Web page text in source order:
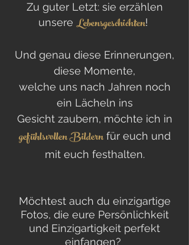
Zu guter Letzt: sie erzählen
unsere Lebensgeschichten!
Und genau diese Erinnerungen,
diese Momente,
welche uns nach Jahren noch
ein Lächeln ins
Gesicht zaubern, möchte ich in
gefühlsvollen Bildern für euch und
mit euch festhalten.
Möchtest auch du einzigartige
Fotos, die eure Persönlichkeit
und Einzigartigkeit perfekt
einfangen?